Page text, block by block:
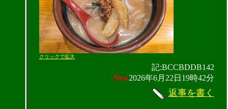
クリックで拡大
記:BCCBDDB142
New2026年6月22日19時42分
返事を書く